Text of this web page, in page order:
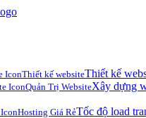
Thiết kế websiteThiết kế
Quản Trị WebsiteXây dựng
Hosting Giá RẻTốc độ load